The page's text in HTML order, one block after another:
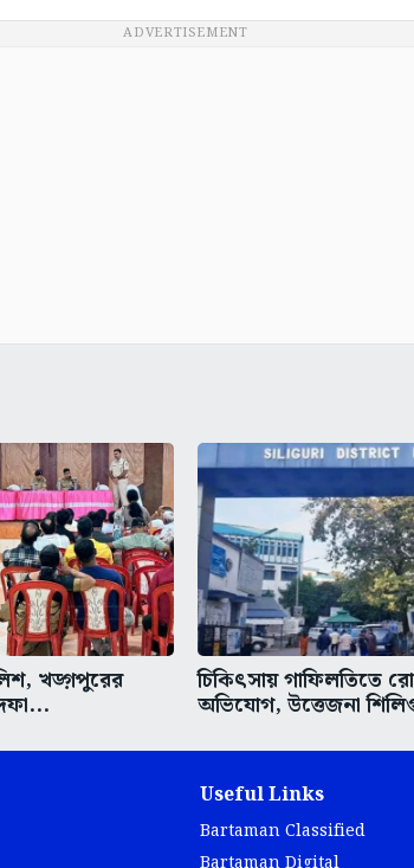
ADVERTISEMENT
খড়্গপুরের চিকিৎসায় গাফিলতিতে
অভিযোগ, উত্তেজনা
Useful Links
Bartaman Classified